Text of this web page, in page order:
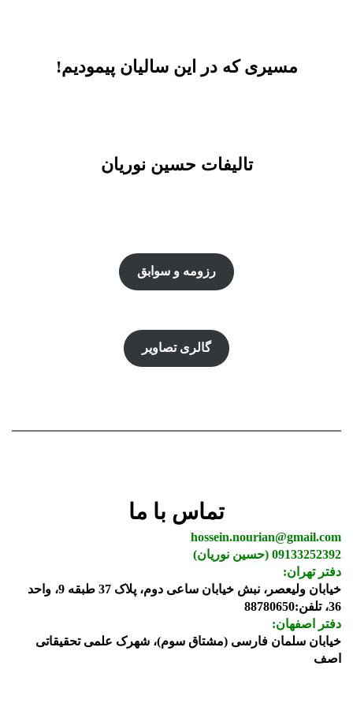
مسیری که در این سالیان پیمودیم!
تالیفات حسین نوریان
رزومه و سوابق
گالری تصاویر
تماس با ما
hossein.nourian@gmail.com
09133252392 (حسین نوریان)
دفتر تهران:
خیابان ولیعصر، نبش خیابان ساعی دوم، پلاک 37 طبقه 9، واحد
36، تلفن:88780650
دفتر اصفهان:
خیابان سلمان فارسی (مشتاق سوم)، شهرک علمی تحقیقاتی
اصف